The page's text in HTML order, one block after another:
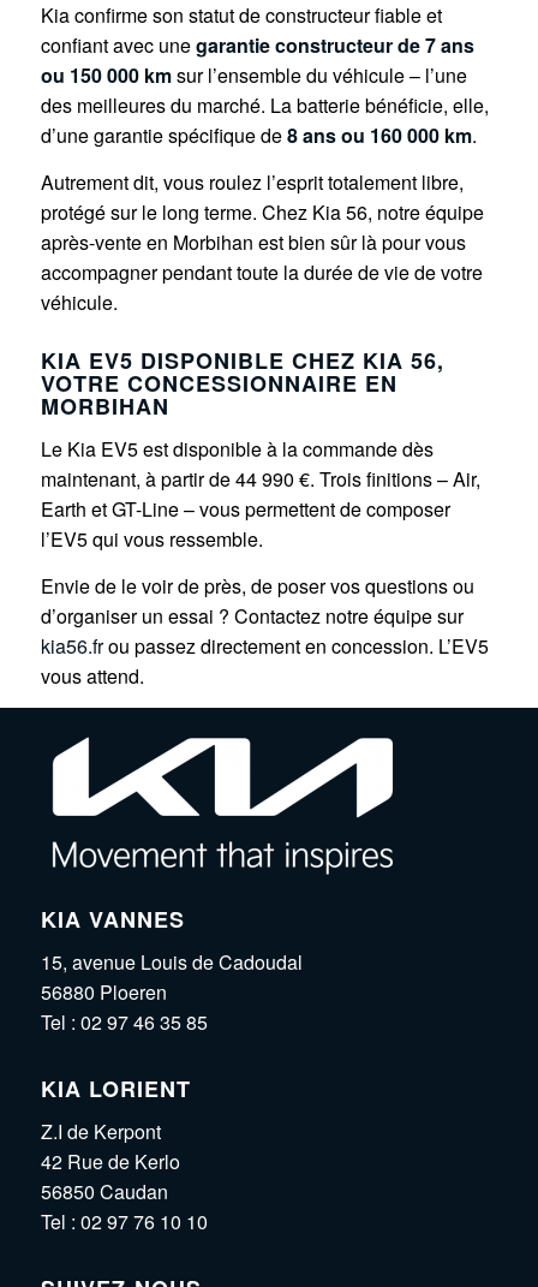
Kia confirme son statut de constructeur fiable et
confiant avec unegarantie constructeur de 7 ans
ou 150 000 kmsur l’ensemble du véhicule – l’une
des meilleures du marché. La batterie bénéficie, elle,
d’une garantie spécifique de8 ans ou 160 000 km.
Autrement dit, vous roulez l’esprit totalement libre,
protégé sur le long terme. Chez Kia 56, notre équipe
après-vente en Morbihan est bien sûr là pour vous
accompagner pendant toute la durée de vie de votre
véhicule.
KIA EV5 DISPONIBLE CHEZ KIA 56,
VOTRE CONCESSIONNAIRE EN
MORBIHAN
Le Kia EV5 est disponible à la commande dès
maintenant, à partir de 44 990 €. Trois finitions – Air,
Earth et GT-Line – vous permettent de composer
l’EV5 qui vous ressemble.
Envie de le voir de près, de poser vos questions ou
d’organiser un essai ? Contactez notre équipe sur
kia56.frou passez directement en concession. L’EV5
vous attend.
KIA VANNES
15, avenue Louis de Cadoudal
56880 Ploeren
Tel : 02 97 46 35 85
KIA LORIENT
Z.I de Kerpont
42 Rue de Kerlo
56850 Caudan
Tel : 02 97 76 10 10